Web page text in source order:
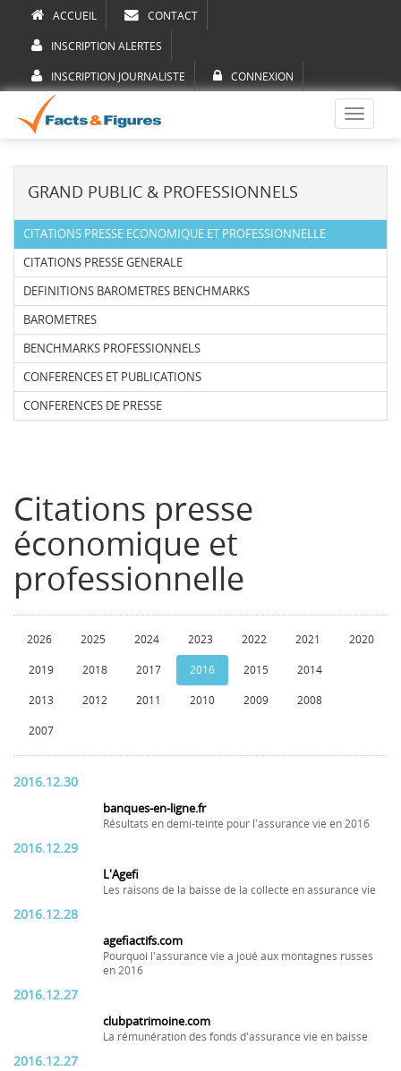
ACCUEIL CONTACT
INSCRIPTION ALERTES
INSCRIPTION JOURNALISTE CONNEXION
Toggle
GRAND PUBLIC & PROFESSIONNELS
CITATIONS PRESSE ECONOMIQUE ET PROFESSIONNELLE
CITATIONS PRESSE GENERALE
DEFINITIONS BAROMETRES BENCHMARKS
BAROMETRES
BENCHMARKS PROFESSIONNELS
CONFERENCES ET PUBLICATIONS
CONFERENCES DE PRESSE
Citations presse
économique et
professionnelle
2026 2025 2024 2023 2022 2021 2020
2019 2018 2017 2016 2015 2014
2013 2012 2011 2010 2009 2008
2007
2016.12.30
banques-en-ligne.fr
Résultats en demi-teinte pour l'assurance vie en 2016
2016.12.29
L'Agefi
Les raisons de la baisse de la collecte en assurance vie
2016.12.28
agefiactifs.com
Pourquoi l'assurance vie a joué aux montagnes russes
en 2016
2016.12.27
clubpatrimoine.com
La rémunération des fonds d'assurance vie en baisse
2016.12.27